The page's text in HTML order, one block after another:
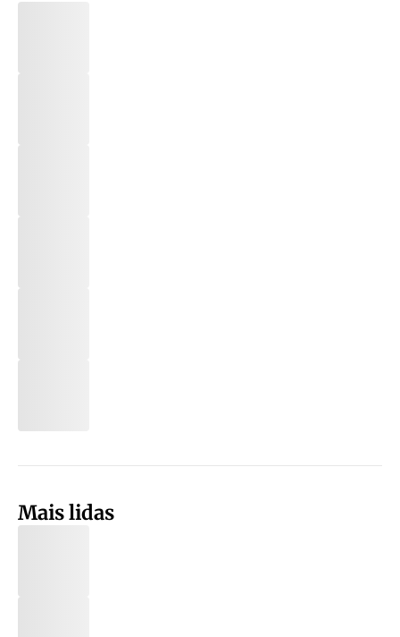
Mais lidas